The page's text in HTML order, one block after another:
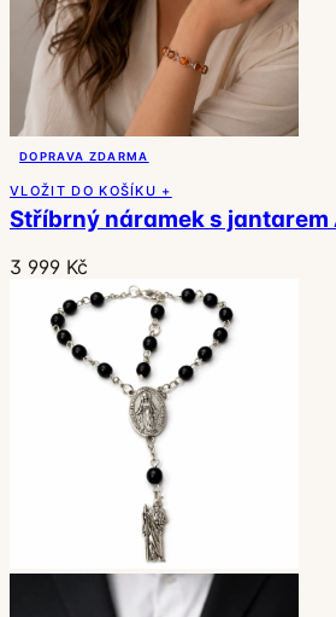
DOPRAVA ZDARMA
VLOŽIT DO KOŠÍKU +
Stříbrný náramek s jantarem
3 999 Kč